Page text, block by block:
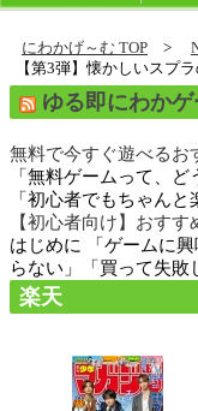
にわかげ～む TOP
【第3弾】懐かしいスプ
ゆる即にわか
無料で今すぐ遊べるお
「無料ゲームって、
「初心者でもちゃん
【初心者向け】おす
はじめに 「ゲームに
らない」「買って失
楽天